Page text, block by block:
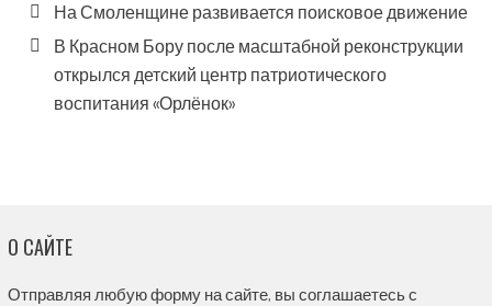
На Смоленщине развивается поисковое движение
В Красном Бору после масштабной реконструкции
открылся детский центр патриотического
воспитания «Орлёнок»
О САЙТЕ
Отправляя любую форму на сайте, вы соглашаетесь с